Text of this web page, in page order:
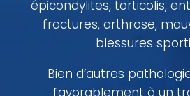
épicondylites, torticolis,
fractures, arthrose,
blessures
Bien d’autres
favorablement à un